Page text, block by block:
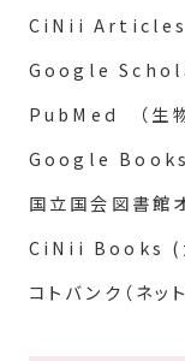
CiNii Articles
Google Scholar
PubMed （生物
Google Books
国立国会図書館
CiNii Books (
コトバンク（ネッ